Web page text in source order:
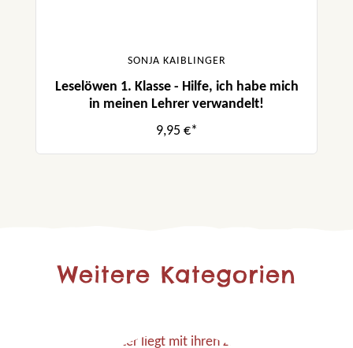
SONJA KAIBLINGER
Leselöwen 1. Klasse - Hilfe, ich habe mich
in meinen Lehrer verwandelt!
9,95 €*
Weitere Kategorien